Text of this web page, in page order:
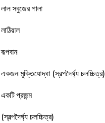
লাল সবুজের পালা
লাঠিয়াল
রূপবান
একজন মুক্তিযোদ্ধা (স্বল্পদৈর্ঘ্য চলচ্চিত্র)
একটি প্রজন্ম
(স্বল্পদৈর্ঘ্য চলচ্চিত্র)